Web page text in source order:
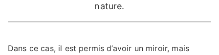
nature.
Dans ce cas, il est permis d’avoir un miroir, mais